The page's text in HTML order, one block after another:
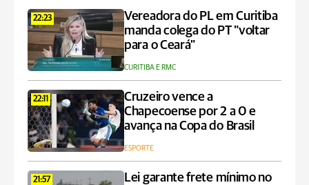
22:23
Vereadora do PL em Curitiba
manda colega do PT "voltar
para o Ceará"
CURITIBA E RMC
22:11
Cruzeiro vence a
Chapecoense por 2 a 0 e
avança na Copa do Brasil
ESPORTE
21:57
Lei garante frete mínimo no